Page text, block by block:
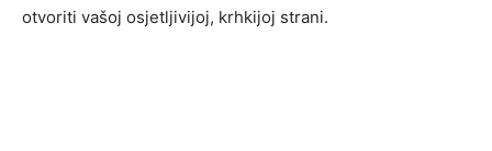
otvoriti vašoj osjetljivijoj, krhkijoj strani.